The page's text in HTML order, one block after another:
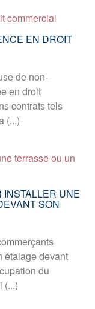
EN DROIT
de non-
en droit
contrats tels
(...)
UNE
SON
étalage devant
du
(...)